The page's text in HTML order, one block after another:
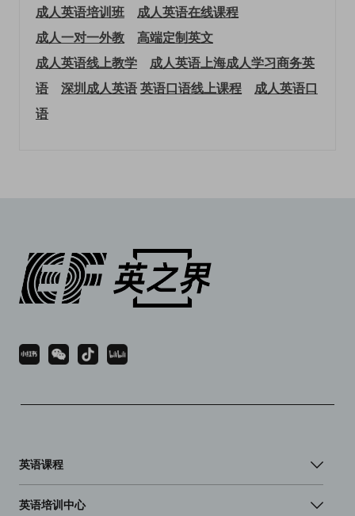
成人英语培训班
成人英语在线课程
成人一对一外教
高端定制英文
成人英语线上教学
成人英语上海成人学习商务英
语
深圳成人英语英语口语线上课程
成人英语口
语
英语课程
英语培训中心